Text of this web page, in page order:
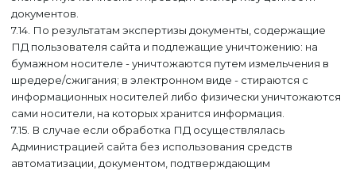
документов.
7.14. По результатам экспертизы документы, содержащие
ПД пользователя сайта и подлежащие уничтожению: на
бумажном носителе - уничтожаются путем измельчения в
шредере/сжигания; в электронном виде - стираются с
информационных носителей либо физически уничтожаются
сами носители, на которых хранится информация.
7.15. В случае если обработка ПД осуществлялась
Администрацией сайта без использования средств
автоматизации, документом, подтверждающим